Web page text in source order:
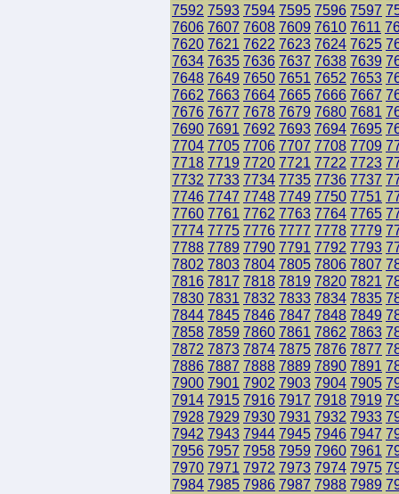
7592 7593 7594 7595 7596 7597
7606 7607 7608 7609 7610 7611
7620 7621 7622 7623 7624 7625
7634 7635 7636 7637 7638 7639
7648 7649 7650 7651 7652 7653
7662 7663 7664 7665 7666 7667
7676 7677 7678 7679 7680 7681
7690 7691 7692 7693 7694 7695
7704 7705 7706 7707 7708 7709
7718 7719 7720 7721 7722 7723
7732 7733 7734 7735 7736 7737
7746 7747 7748 7749 7750 7751
7760 7761 7762 7763 7764 7765
7774 7775 7776 7777 7778 7779
7788 7789 7790 7791 7792 7793
7802 7803 7804 7805 7806 7807
7816 7817 7818 7819 7820 7821
7830 7831 7832 7833 7834 7835
7844 7845 7846 7847 7848 7849
7858 7859 7860 7861 7862 7863
7872 7873 7874 7875 7876 7877
7886 7887 7888 7889 7890 7891
7900 7901 7902 7903 7904 7905
7914 7915 7916 7917 7918 7919
7928 7929 7930 7931 7932 7933
7942 7943 7944 7945 7946 7947
7956 7957 7958 7959 7960 7961
7970 7971 7972 7973 7974 7975
7984 7985 7986 7987 7988 7989